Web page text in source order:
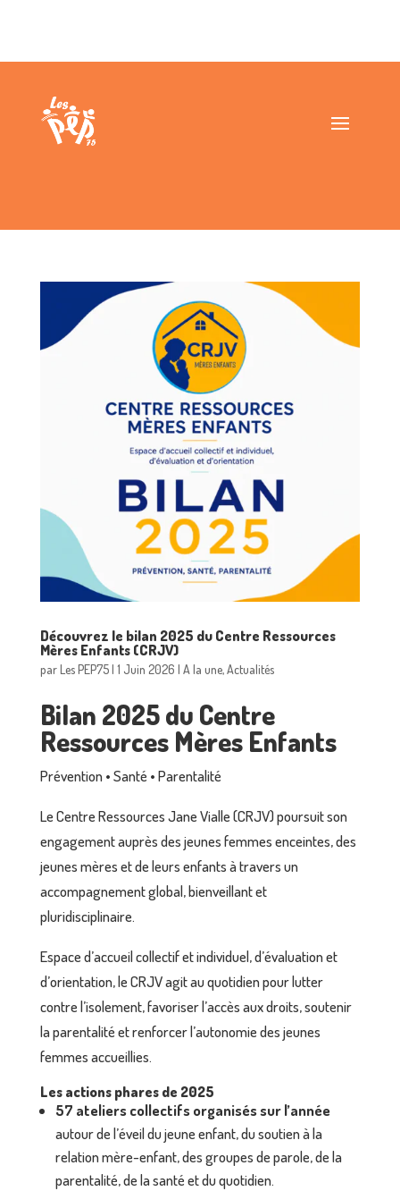
Découvrez le bilan 2025 du Centre Ressources
Mères Enfants (CRJV)
parLes PEP75| 1 Juin 2026 | A la une,Actualités
Bilan 2025 du Centre
Ressources Mères Enfants
Prévention • Santé • Parentalité
Le Centre Ressources Jane Vialle (CRJV) poursuit son
engagement auprès des jeunes femmes enceintes, des
jeunes mères et de leurs enfants à travers un
accompagnement global, bienveillant et
pluridisciplinaire.
Espace d’accueil collectif et individuel, d’évaluation et
d’orientation, le CRJV agit au quotidien pour lutter
contre l’isolement, favoriser l’accès aux droits, soutenir
la parentalité et renforcer l’autonomie des jeunes
femmes accueillies.
Les actions phares de 2025
57 ateliers collectifs organisés sur l’année
autour de l’éveil du jeune enfant, du soutien à la
relation mère-enfant, des groupes de parole, de la
parentalité, de la santé et du quotidien.